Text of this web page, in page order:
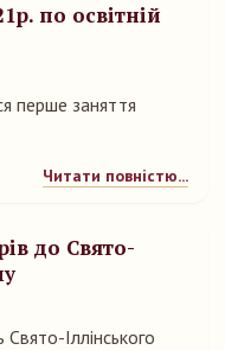
по освітній
перше заняття
Читати повністю...
до Свято-
Іллінського